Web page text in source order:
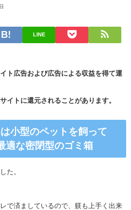
LINE
ト広告および広告による収益を得て運
イトに還元されることがあります。
小型のペットを飼って
適な密閉型のゴミ箱
た。
で済ましているので、躾も上手く出来